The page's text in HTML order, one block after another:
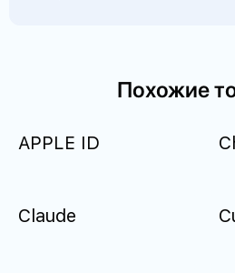
Похожие
APPLE ID
Claude